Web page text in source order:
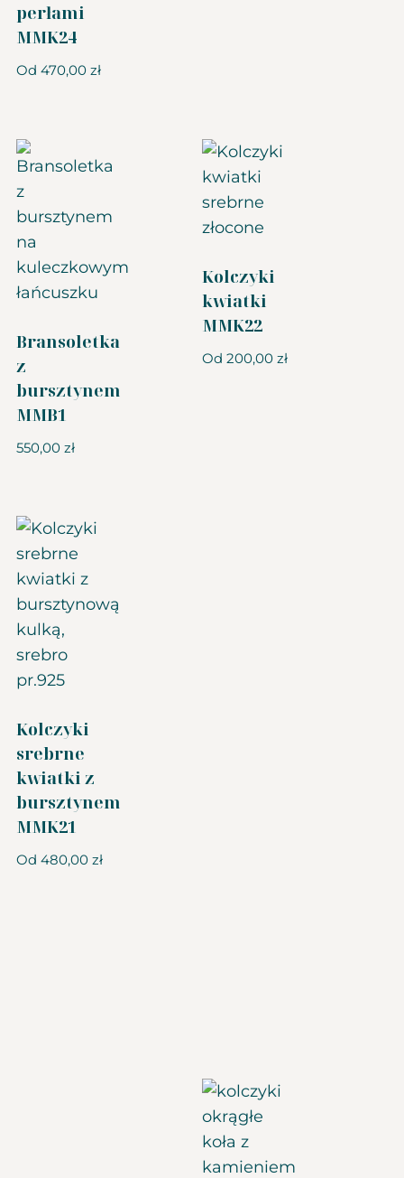
perłami
MMK24
Od 470,00 zł
Bransoletka
z
bursztynem
MMB1
550,00 zł
Kolczyki
kwiatki
MMK22
Od 200,00 zł
Kolczyki
srebrne
kwiatki z
bursztynem
MMK21
Od 480,00 zł